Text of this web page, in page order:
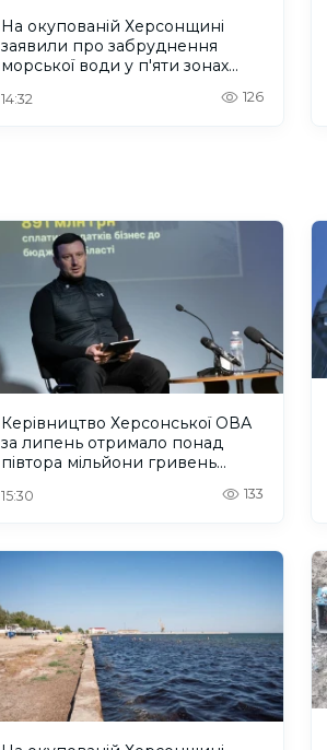
На окупованій Херсонщині
заявили про забруднення
морської води у п'яти зонах
14:32 126
Керівництво Херсонської ОВА
за липень отримало понад
півтора мільйони гривень
15:30 133